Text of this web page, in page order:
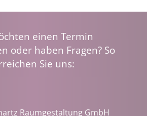
einen Termin
oder haben Fragen? So
Sie uns:
Raumgestaltung GmbH